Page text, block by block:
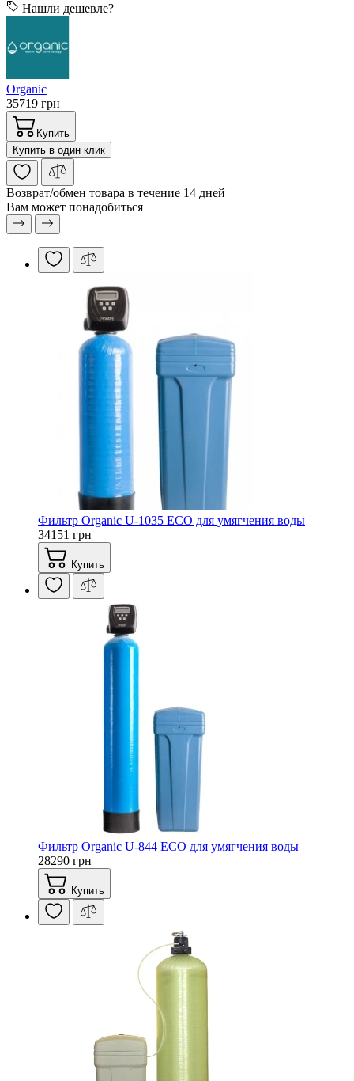
Нашли дешевле?
Organic
35719 грн
Купить
Купить в один клик
Возврат/обмен товара в течение 14 дней
Вам может понадобиться
Фильтр Organic U-1035 ECO для умягчения воды
34151 грн
Купить
Фильтр Organic U-844 ECO для умягчения воды
28290 грн
Купить